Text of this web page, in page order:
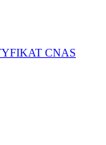
CNAS